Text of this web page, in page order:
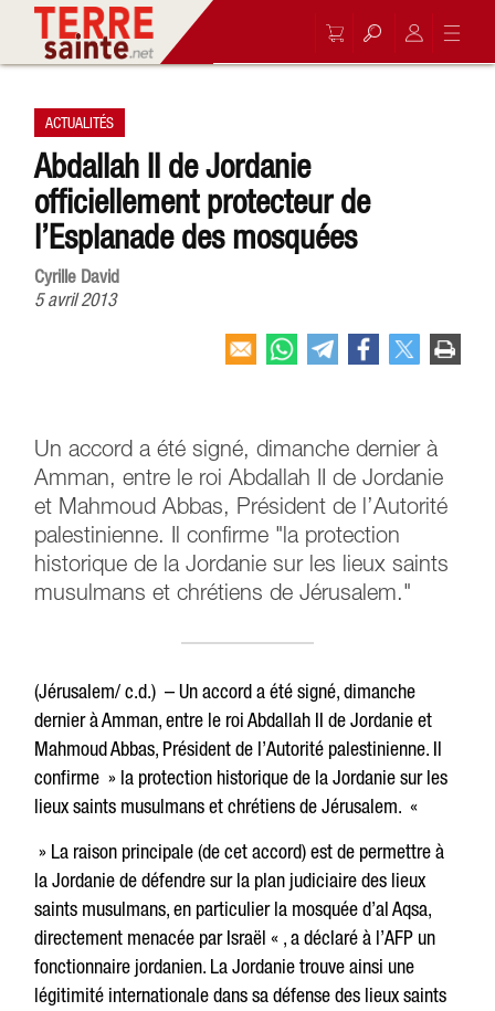
ACTUALITÉS
Abdallah II de Jordanie
officiellement protecteur de
l’Esplanade des mosquées
Cyrille David
5 avril 2013
Un accord a été signé, dimanche dernier à
Amman, entre le roi Abdallah II de Jordanie
et Mahmoud Abbas, Président de l’Autorité
palestinienne. Il confirme "la protection
historique de la Jordanie sur les lieux saints
musulmans et chrétiens de Jérusalem."
(Jérusalem/ c.d.) – Un accord a été signé, dimanche
dernier à Amman, entre le roi Abdallah II de Jordanie et
Mahmoud Abbas, Président de l’Autorité palestinienne. Il
confirme » la protection historique de la Jordanie sur les
lieux saints musulmans et chrétiens de Jérusalem. «
» La raison principale (de cet accord) est de permettre à
la Jordanie de défendre sur la plan judiciaire des lieux
saints musulmans, en particulier la mosquée d’al Aqsa,
directement menacée par Israël « , a déclaré à l’AFP un
fonctionnaire jordanien. La Jordanie trouve ainsi une
légitimité internationale dans sa défense des lieux saints